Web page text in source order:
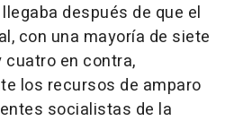
después de que el
con una mayoría de siete
en contra,
los recursos de amparo
socialistas de la